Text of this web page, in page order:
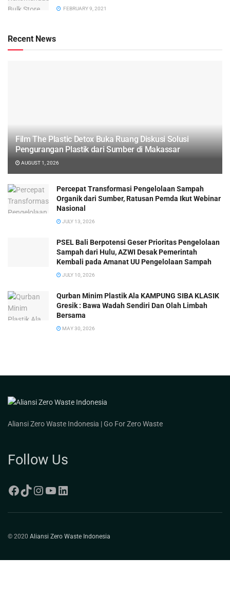
FEBRUARY 9, 2021
Recent News
Film The Plastic Detox Buka Ruang Diskusi Solusi
Pengurangan Plastik dari Sumber di Makassar
AUGUST 1, 2026
Percepat Transformasi Pengelolaan Sampah
Organik dari Sumber, Ratusan Pemda Ikut Webinar
Nasional
JULY 13, 2026
PSEL Bali Berpotensi Geser Prioritas Pengelolaan
Sampah dari Hulu, AZWI Desak Pemerintah
Kembali pada Amanat UU Pengelolaan Sampah
JULY 10, 2026
Qurban Minim Plastik Ala KAMPUNG SIBA KLASIK
Gresik : Bawa Wadah Sendiri Dan Olah Limbah
Bersama
MAY 30, 2026
Aliansi Zero Waste Indonesia | Go For Zero Waste
Follow Us
© 2020 Aliansi Zero Waste Indonesia